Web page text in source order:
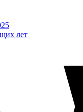
лет